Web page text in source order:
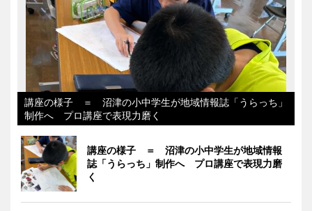
講座の様子 ＝ 沼津の小中学生が地域情報誌「うらっち」
制作へ プロ講座で表現力磨く
講座の様子 ＝ 沼津の小中学生が地域情報
誌「うらっち」制作へ プロ講座で表現力磨
く